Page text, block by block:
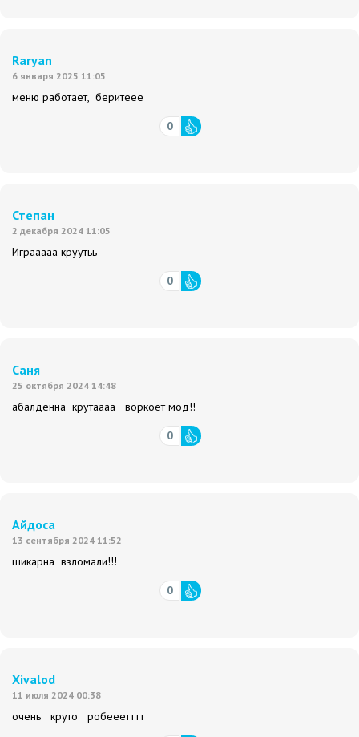
Raryan
6 января 2025 11:05
меню работает, беритеее
0
Степан
2 декабря 2024 11:05
Играаааа круутьь
0
Саня
25 октября 2024 14:48
абалденна крутаааа воркоет мод!!
0
Айдоса
13 сентября 2024 11:52
шикарна взломали!!!
0
Xivalod
11 июля 2024 00:38
очень круто робееетттт